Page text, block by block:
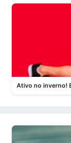
Ativo no inverno!